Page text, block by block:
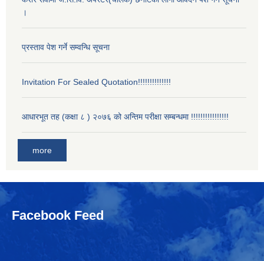
।
प्रस्ताव पेश गर्ने सम्वन्धि सूचना
Invitation For Sealed Quotation!!!!!!!!!!!!!!
आधारभूत तह (कक्षा ८ ) २०७६ को अन्तिम परीक्षा सम्बन्धमा !!!!!!!!!!!!!!!!
more
Facebook Feed